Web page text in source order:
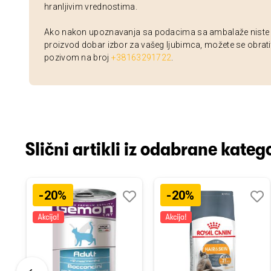
hranljivim vrednostima.
Ako nakon upoznavanja sa podacima sa ambalaže niste
proizvod dobar izbor za vašeg ljubimca, možete se
pozivom na broj +38163291722
Slični artikli iz odabrane
-20% -20%